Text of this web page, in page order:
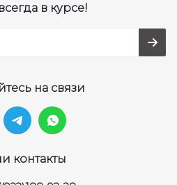
в курсе!
на связи
контакты